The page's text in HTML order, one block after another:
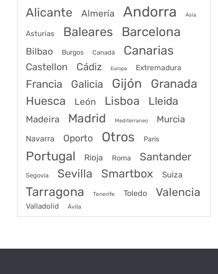
Alicante Almería Andorra Asia
Asturias Baleares Barcelona
Bilbao Burgos Canadá Canarias
Castellon Cádiz Europa Extremadura
Francia Galicia Gijón Granada
Huesca León Lisboa Lleida
Madeira Madrid Mediterraneo Murcia
Navarra Oporto Otros Paris
Portugal Rioja Roma Santander
Segovia Sevilla Smartbox Suiza
Tarragona Tenerife Toledo Valencia
Valladolid Ávila